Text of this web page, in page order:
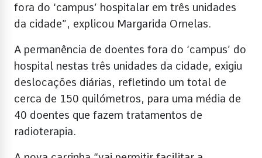
fora do ‘campus’ hospitalar em três unidades
da cidade”, explicou Margarida Ornelas.
A permanência de doentes fora do ‘campus’ do
hospital nestas três unidades da cidade, exigiu
deslocações diárias, refletindo um total de
cerca de 150 quilómetros, para uma média de
40 doentes que fazem tratamentos de
radioterapia.